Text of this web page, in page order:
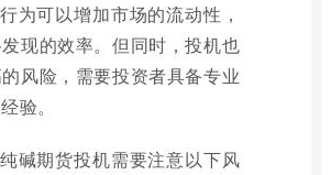
为可以增加市场的流动性，
现的效率。但同时，投机也
风险，需要投资者具备专业
验。
碱期货投机需要注意以下风